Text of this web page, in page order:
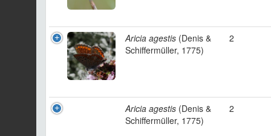
Aricia agestis (Denis &
Schiffermüller, 1775)
2
Aricia agestis (Denis &
Schiffermüller, 1775)
2